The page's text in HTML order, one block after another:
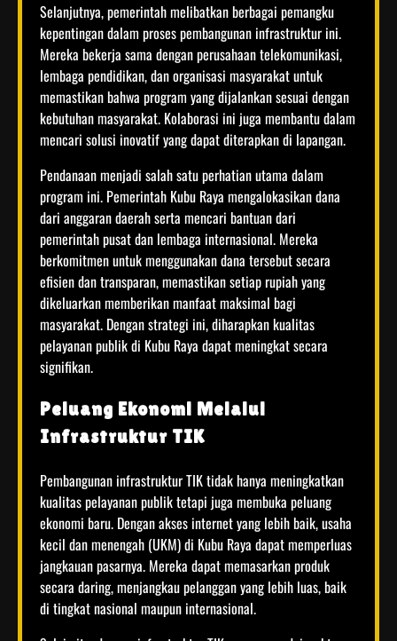
Selanjutnya, pemerintah melibatkan berbagai pemangku
kepentingan dalam proses pembangunan infrastruktur ini.
Mereka bekerja sama dengan perusahaan telekomunikasi,
lembaga pendidikan, dan organisasi masyarakat untuk
memastikan bahwa program yang dijalankan sesuai dengan
kebutuhan masyarakat. Kolaborasi ini juga membantu dalam
mencari solusi inovatif yang dapat diterapkan di lapangan.
Pendanaan menjadi salah satu perhatian utama dalam
program ini. Pemerintah Kubu Raya mengalokasikan dana
dari anggaran daerah serta mencari bantuan dari
pemerintah pusat dan lembaga internasional. Mereka
berkomitmen untuk menggunakan dana tersebut secara
efisien dan transparan, memastikan setiap rupiah yang
dikeluarkan memberikan manfaat maksimal bagi
masyarakat. Dengan strategi ini, diharapkan kualitas
pelayanan publik di Kubu Raya dapat meningkat secara
signifikan.
Peluang Ekonomi Melalui
Infrastruktur TIK
Pembangunan infrastruktur TIK tidak hanya meningkatkan
kualitas pelayanan publik tetapi juga membuka peluang
ekonomi baru. Dengan akses internet yang lebih baik, usaha
kecil dan menengah (UKM) di Kubu Raya dapat memperluas
jangkauan pasarnya. Mereka dapat memasarkan produk
secara daring, menjangkau pelanggan yang lebih luas, baik
di tingkat nasional maupun internasional.